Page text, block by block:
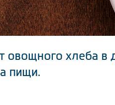
овощного хлеба в
пищи.